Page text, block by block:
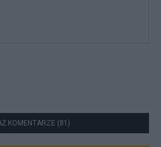
KOMENTARZE (81)